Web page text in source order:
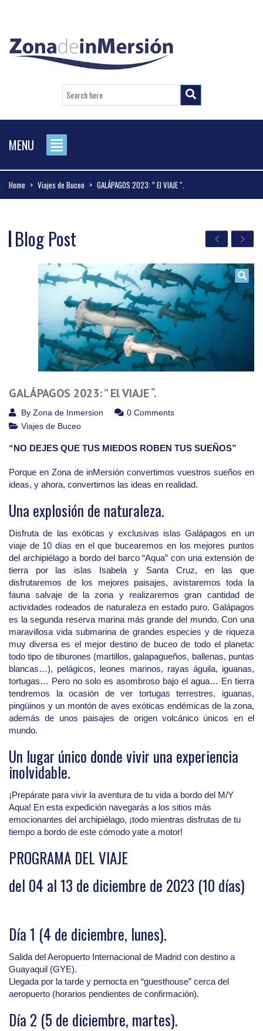
MENU
Home > Viajes de Buceo > GALÁPAGOS 2023: ” El VIAJE “.
Blog Post
GALÁPAGOS 2023: ” El VIAJE “.
By Zona de Inmersion
0 Comments
Viajes de Buceo
“NO DEJES QUE TUS MIEDOS ROBEN TUS SUEÑOS”
Porque en Zona de inMersión convertimos vuestros sueños en
ideas, y ahora, convertimos las ideas en realidad.
Una explosión de naturaleza.
Disfruta de las exóticas y exclusivas islas Galápagos en un
viaje de 10 días en el que bucearemos en los mejores puntos
del archipiélago a bordo del barco “Aqua” con una extensión de
tierra por las islas Isabela y Santa Cruz, en las que
disfrutaremos de los mejores paisajes, avistaremos toda la
fauna salvaje de la zona y realizaremos gran cantidad de
actividades rodeados de naturaleza en estado puro. Galápagos
es la segunda reserva marina más grande del mundo. Con una
maravillosa vida submarina de grandes especies y de riqueza
muy diversa es el mejor destino de buceo de todo el planeta:
todo tipo de tiburones (martillos, galapagueños, ballenas, puntas
blancas…), pelágicos, leones marinos, rayas águila, iguanas,
tortugas… Pero no solo es asombroso bajo el agua… En tierra
tendremos la ocasión de ver tortugas terrestres, iguanas,
pingüinos y un montón de aves exóticas endémicas de la zona,
además de unos paisajes de origen volcánico únicos en el
mundo.
Un lugar único donde vivir una experiencia
inolvidable.
¡Prepárate para vivir la aventura de tu vida a bordo del M/Y
Aqua! En esta expedición navegarás a los sitios más
emocionantes del archipiélago, ¡todo mientras disfrutas de tu
tiempo a bordo de este cómodo yate a motor!
PROGRAMA DEL VIAJE
del 04 al 13 de diciembre de 2023 (10 días)
Día 1 (4 de diciembre, lunes).
Salida del Aeropuerto Internacional de Madrid con destino a
Guayaquil (GYE).
Llegada por la tarde y pernocta en “guesthouse” cerca del
aeropuerto (horarios pendientes de confirmación).
Día 2 (5 de diciembre, martes).